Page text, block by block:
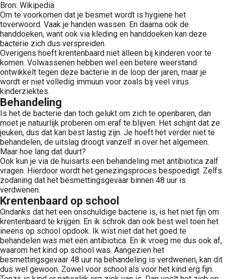
Bron: Wikipedia
Om te voorkomen dat je besmet wordt is hygiene het
toverwoord. Vaak je handen wassen. En daarna ook de
handdoeken, want ook via kleding en handdoeken kan deze
bacterie zich dus verspreiden.
Overigens hoeft krentenbaard niet alleen bij kinderen voor te
komen. Volwassenen hebben wel een betere weerstand
ontwikkelt tegen deze bacterie in de loop der jaren, maar je
wordt er niet volledig immuun voor zoals bij veel virus
kinderziektes.
Behandeling
Is het de bacterie dan toch gelukt om zich te openbaren, dan
moet je natuurlijk proberen om eraf te blijven. Het schijnt dat ze
jeuken, dus dat kan best lastig zijn. Je hoeft het verder niet te
behandelen, de uitslag droogt vanzelf in over het algemeen.
Maar hoe lang dat duurt?
Ook kun je via de huisarts een behandeling met antibiotica zalf
vragen. Hierdoor wordt het genezingsproces bespoedigt. Zelfs
zodaning dat het besmettingsgevaar binnen 48 uur is
verdwenen.
Krentenbaard op school
Ondanks dat het een onschuldige bacterie is, is het niet fijn om
krentenbaard te krijgen. En ik schrok dan ook best wel toen het
ineens op school opdook. Ik wist niet dat het goed te
behandelen was met een antibiotica. En ik vroeg me dus ook af,
waarom het kind op school was. Aangezien het
besmettingsgevaar 48 uur na behandeling is verdwenen, kan dit
dus wel gewoon. Zowel voor school als voor het kind erg fijn.